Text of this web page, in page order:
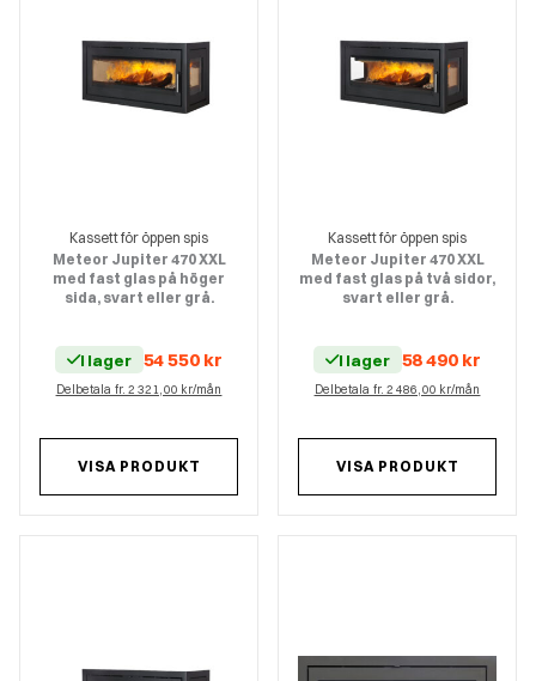
Kassett för öppen spis
Meteor Jupiter 470 XXL
med fast glas på höger
sida, svart eller grå.
I lager 54 550 kr
Delbetala fr. 2 321,00 kr/mån
VISA PRODUKT
Kassett för öppen spis
Meteor Jupiter 470 XXL
med fast glas på två sidor,
svart eller grå.
I lager 58 490 kr
Delbetala fr. 2 486,00 kr/mån
VISA PRODUKT